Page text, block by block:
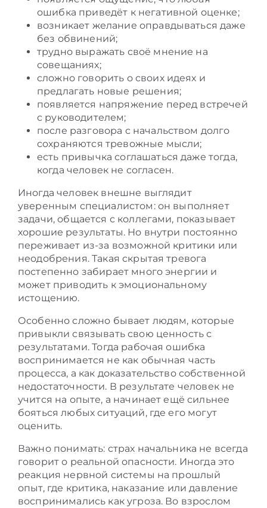
ошибка приведёт к негативной оценке;
возникает желание оправдываться даже
без обвинений;
трудно выражать своё мнение на
совещаниях;
сложно говорить о своих идеях и
предлагать новые решения;
появляется напряжение перед встречей
с руководителем;
после разговора с начальством долго
сохраняются тревожные мысли;
есть привычка соглашаться даже тогда,
когда человек не согласен.
Иногда человек внешне выглядит
уверенным специалистом: он выполняет
задачи, общается с коллегами, показывает
хорошие результаты. Но внутри постоянно
переживает из-за возможной критики или
неодобрения. Такая скрытая тревога
постепенно забирает много энергии и
может приводить к эмоциональному
истощению.
Особенно сложно бывает людям, которые
привыкли связывать свою ценность с
результатами. Тогда рабочая ошибка
воспринимается не как обычная часть
процесса, а как доказательство собственной
недостаточности. В результате человек не
учится на опыте, а начинает ещё сильнее
бояться любых ситуаций, где его могут
оценить.
Важно понимать: страх начальника не всегда
говорит о реальной опасности. Иногда это
реакция нервной системы на прошлый
опыт, где критика, наказание или давление
воспринимались как угроза. Во взрослом